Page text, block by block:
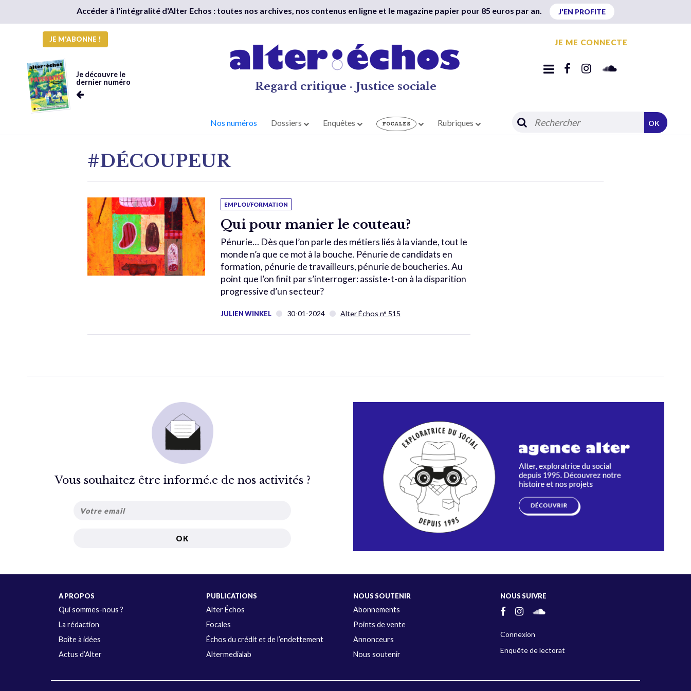
Accéder à l'intégralité d'Alter Echos : toutes nos archives, nos contenus en ligne et le magazine papier pour 85 euros par an. J'EN PROFITE
JE M'ABONNE !
Je découvre le
dernier numéro
Regard critique · Justice sociale
JE ME CONNECTE
Nos numéros Dossiers Enquêtes Rubriques OK
#DÉCOUPEUR
EMPLOI/FORMATION
Qui pour manier le couteau?
Pénurie… Dès que l’on parle des métiers liés à la viande, tout le
monde n’a que ce mot à la bouche. Pénurie de candidats en
formation, pénurie de travailleurs, pénurie de boucheries. Au
point que l’on finit par s’interroger: assiste-t-on à la disparition
progressive d’un secteur?
JULIEN WINKEL 30-01-2024 Alter Échos n° 515
Vous souhaitez être informé.e de nos activités ?
A PROPOS
Qui sommes-nous ?
La rédaction
Boîte à idées
Actus d’Alter
PUBLICATIONS
Alter Échos
Focales
Échos du crédit et de l’endettement
Altermedialab
NOUS SOUTENIR
Abonnements
Points de vente
Annonceurs
Nous soutenir
NOUS SUIVRE
Connexion
Enquête de lectorat